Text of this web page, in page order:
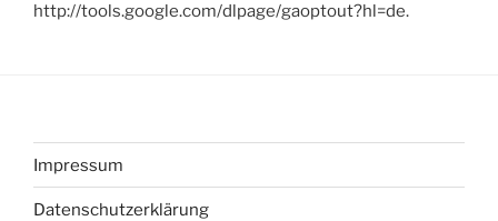
http://tools.google.com/dlpage/gaoptout?hl=de.
Impressum
Datenschutzerklärung